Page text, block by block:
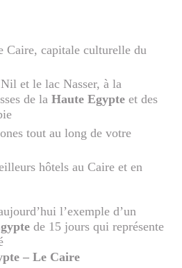
Caire, capitale culturelle du
et le lac Nasser, à la
de laHaute Egypte et des
tout au long de votre
hôtels au Caire et en
l’exemple d’un
de 15 jours qui représente
– Le Caire